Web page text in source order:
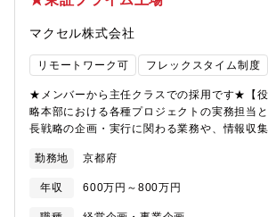
に関する①事業戦略・営業戦略の立案②営業戦
題分析③戦略実現のための課題解決④その他、
※本ポジションは、主に①②③の領域の実務を
くポジションです。【ポジションの魅力】■経
事ができる売上目標達成という最重要課題に
するために経営層や事業責任者と密接に連携
ることができます。■事業の成長を最前線で企
タルでリードできる市場分析、戦略策定、施
戦略が、会社の売上や利益に直結する手応え
鋭の部署で幅広く、大きな決裁権を持って事
きる少数精鋭の組織だからこそ、狭く閉じら
【ポジションの魅力】■M&AからPMIまで一貫
事・労務の専門性と経営視点を同時に習得で
ージ】■月平均残業時間は20h程度と、落ち着
調整も可能ですので、柔軟で働きやすい就業
署】人事室 人事厚生部（総合職）【組織図
↓https://www.inabata.co.jp/company/officer/
入社社員インタビュー】
社の中長期ビジョン】長期ビジョンの実現に
マクセル株式会社
リモートワーク可 フレックスタイム制度
★メンバーから主任クラスでの採用です★【
略本部における各種プロジェクトの実務担当
長戦略の企画・実行に関わる業務や、情報収
しながら、経営課題の整理や戦略立案・実行
の解決に向けた全社的なプロジェクトの推進
ます。まずはご経験に近い業務やサポート業
き、徐々に担当領域を広げていただくことを
勤務地 京都府
年収 600万円～800万円